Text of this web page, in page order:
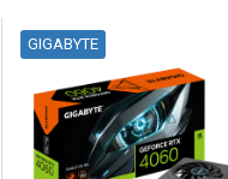
GIGABYTE